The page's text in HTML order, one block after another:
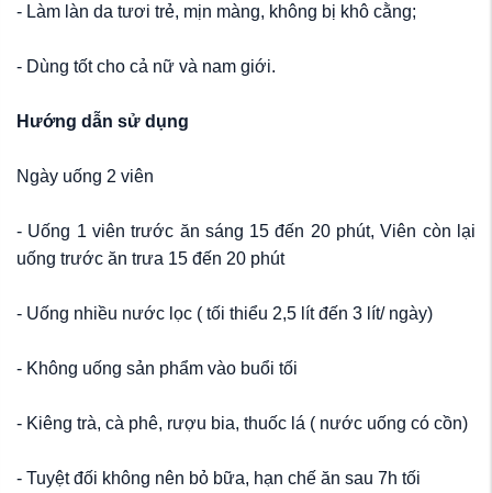
- Làm làn da tươi trẻ, mịn màng, không bị khô cằng;
- Dùng tốt cho cả nữ và nam giới.
Hướng dẫn sử dụng
Ngày uống 2 viên
- Uống 1 viên trước ăn sáng 15 đến 20 phút, Viên còn lại
uống trước ăn trưa 15 đến 20 phút
- Uống nhiều nước lọc ( tối thiểu 2,5 lít đến 3 lít/ ngày)
- Không uống sản phẩm vào buổi tối
- Kiêng trà, cà phê, rượu bia, thuốc lá ( nước uống có cồn)
- Tuyệt đối không nên bỏ bữa, hạn chế ăn sau 7h tối